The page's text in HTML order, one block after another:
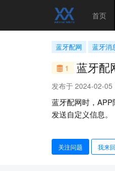
首页
蓝牙配网 蓝牙消
1 蓝牙配
发布于 2024-02-05
蓝牙配网时，
发送自定义信息。
关注问题 我来